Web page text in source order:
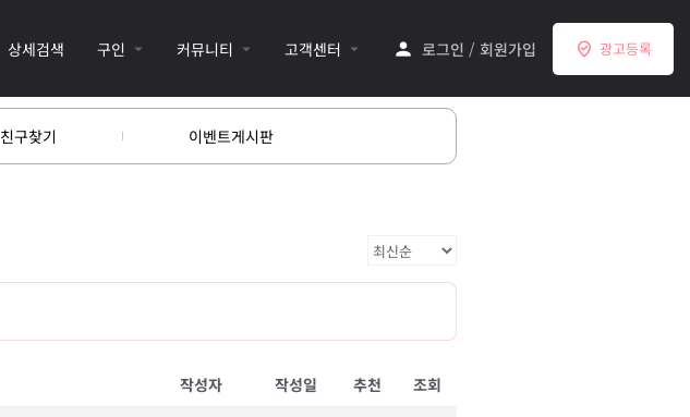
상세검색 구인 커뮤니티 고객센터 로그인 / 회원가입 광고등록
친구찾기 이벤트게시판
작성자 작성일 추천 조회